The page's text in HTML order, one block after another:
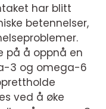
har blitt
betennelser,
på å oppnå en
3 og omega-6
ved å øke